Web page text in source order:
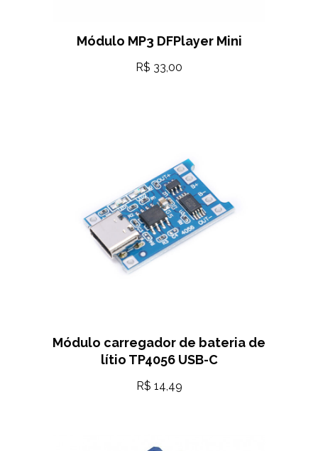
Módulo MP3 DFPlayer Mini
R$ 33,00
Módulo carregador de bateria de
lítio TP4056 USB-C
R$ 14,49